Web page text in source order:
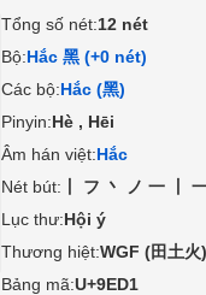
Tổng số nét:12 nét
Bộ:Hắc 黑 (+0 nét)
Các bộ:Hắc (黑)
Pinyin:Hè , Hēi
Âm hán việt:Hắc
Nét bút: 丨フ丶ノ一丨
Lục thư:Hội ý
Thương hiệt:WGF (田土火)
Bảng mã:U+9ED1